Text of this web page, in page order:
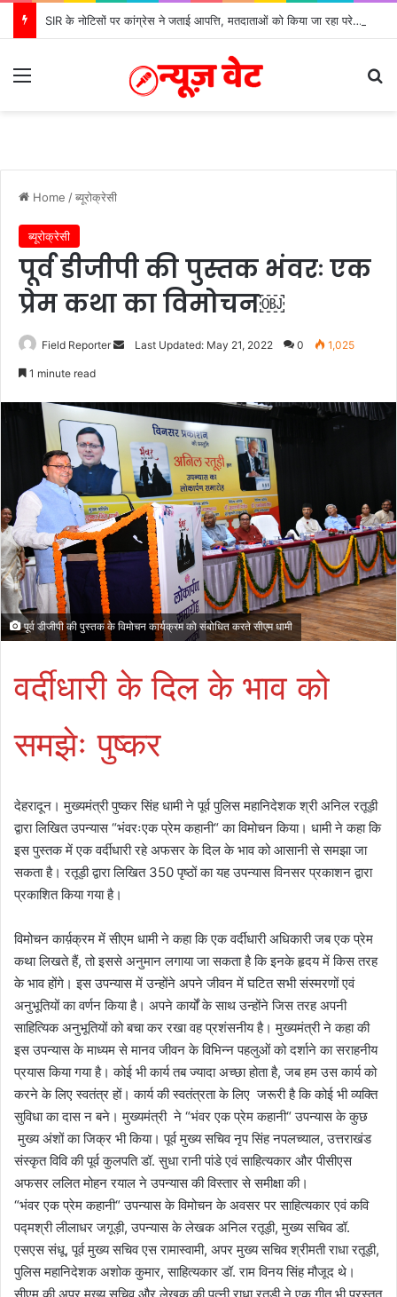
SIR के नोटिसों पर कांग्रेस ने जताई आपत्ति, मतदाताओं को किया जा रहा परेशान: बोले राष्ट्रीय प्रवक्ता आलोक शर्मा
Menu
Home /ब्यूरोक्रेसी
ब्यूरोक्रेसी
पूर्व डीजीपी की पुस्तक भंवरः एक
प्रेम कथा का विमोचन￼
Field Reporter
SendLast Updated: May 21, 2022 0 1,025
1 minute read
पूर्व डीजीपी की पुस्तक के विमोचन कार्यक्रम को संबोधित करते सीएम धामी
वर्दीधारी के दिल के भाव को
समझेः पुष्कर
देहरादून। मुख्यमंत्री पुष्कर सिंह धामी ने पूर्व पुलिस महानिदेशक श्री अनिल रतूड़ी
द्वारा लिखित उपन्यास “भंवरःएक प्रेम कहानी“ का विमोचन किया। धामी ने कहा कि
इस पुस्तक में एक वर्दीधारी रहे अफसर के दिल के भाव को आसानी से समझा जा
सकता है। रतूड़ी द्वारा लिखित 350 पृष्ठों का यह उपन्यास विनसर प्रकाशन द्वारा
प्रकाशित किया गया है।
विमोचन कार्य़क्रम में सीएम धामी ने कहा कि एक वर्दीधारी अधिकारी जब एक प्रेम
कथा लिखते हैं, तो इससे अनुमान लगाया जा सकता है कि इनके हृदय में किस तरह
के भाव होंगे। इस उपन्यास में उन्होंने अपने जीवन में घटित सभी संस्मरणों एवं
अनुभूतियों का वर्णन किया है। अपने कार्यों के साथ उन्होंने जिस तरह अपनी
साहित्यिक अनुभूतियों को बचा कर रखा वह प्रशंसनीय है। मुख्यमंत्री ने कहा की
इस उपन्यास के माध्यम से मानव जीवन के विभिन्न पहलुओं को दर्शाने का सराहनीय
प्रयास किया गया है। कोई भी कार्य तब ज्यादा अच्छा होता है, जब हम उस कार्य को
करने के लिए स्वतंत्र हों। कार्य की स्वतंत्रता के लिए जरूरी है कि कोई भी व्यक्ति
सुविधा का दास न बने। मुख्यमंत्री ने “भंवर एक प्रेम कहानी“ उपन्यास के कुछ
मुख्य अंशों का जिक्र भी किया। पूर्व मुख्य सचिव नृप सिंह नपलच्याल, उत्तराखंड
संस्कृत विवि की पूर्व कुलपति डॉ. सुधा रानी पांडे एवं साहित्यकार और पीसीएस
अफसर ललित मोहन रयाल ने उपन्यास की विस्तार से समीक्षा की।
“भंवर एक प्रेम कहानी“ उपन्यास के विमोचन के अवसर पर साहित्यकार एवं कवि
पद्मश्री लीलाधर जगूड़ी, उपन्यास के लेखक अनिल रतूड़ी, मुख्य सचिव डॉ.
एसएस संधू, पूर्व मुख्य सचिव एस रामास्वामी, अपर मुख्य सचिव श्रीमती राधा रतूड़ी,
पुलिस महानिदेशक अशोक कुमार, साहित्यकार डॉ. राम विनय सिंह मौजूद थे।